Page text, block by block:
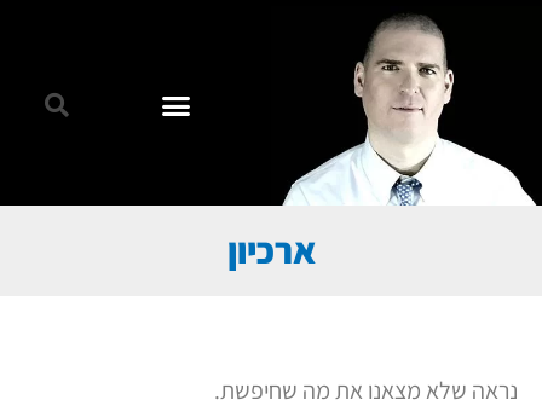
ארכיון
נראה שלא מצאנו את מה שחיפשת.